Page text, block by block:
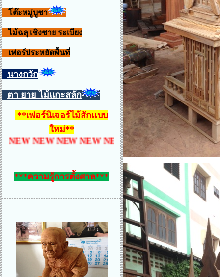
โต๊ะหมู่บูชา
ไม้ฉลุ เชิงชาย ระเบียง
เฟอร์ประหยัดพื้นที่
นางกวัก
ตา ยาย ไม้แกะสลัก
**เฟอร์นิเจอร์ไม้สักแบบ
ใหม่**
NEW NEW NEW NEW NEW NEW NEW
***ความรู้การตั้งศาล***